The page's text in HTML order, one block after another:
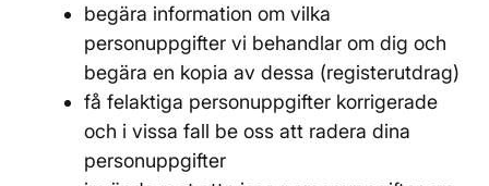
begära information om vilka
personuppgifter vi behandlar om dig och
begära en kopia av dessa (registerutdrag)
få felaktiga personuppgifter korrigerade
och i vissa fall be oss att radera dina
personuppgifter